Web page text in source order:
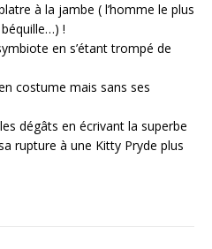
à la jambe ( l’homme le plus
!
en s’étant trompé de
costume mais sans ses
dégâts en écrivant la superbe
rupture à une Kitty Pryde plus